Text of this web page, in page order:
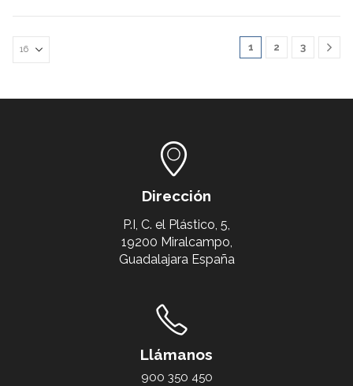
1 2 3
Dirección
P.I, C. el Plástico, 5,
19200 Miralcampo,
Guadalajara España
Llámanos
900 350 450